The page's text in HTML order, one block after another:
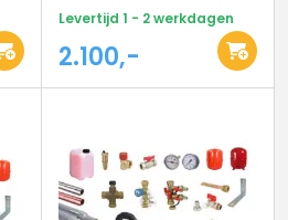
Levertijd 1 - 2 werkdagen
2.100,-